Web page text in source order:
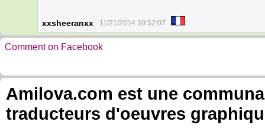
xxsheeranxx 11/21/2014 10:52:07
Comment on Facebook
Amilova.com est une
traducteurs d'oeuvres